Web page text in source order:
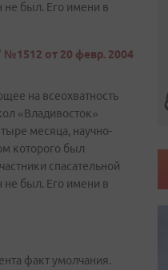
не был. Его имени в
№1512 от 20 февр. 2004
на всеохватность
«Владивосток»
месяца, научно-
которого был
спасательной
не был. Его имени в
факт умолчания.